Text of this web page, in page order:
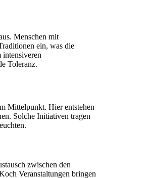
Menschen mit
ein, was die
Toleranz.
Mittelpunkt. Hier entstehen
Solche Initiativen tragen
zwischen den
Veranstaltungen bringen